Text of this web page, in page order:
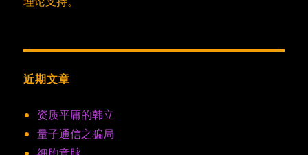
近期文章
资质平庸的韩立
量子通信之骗局